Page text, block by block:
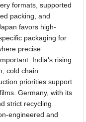
formats, supported
packing, and
favors high-
packaging for
precise
India's rising
cold chain
priorities support
Germany, with its
strict recycling
engineered and